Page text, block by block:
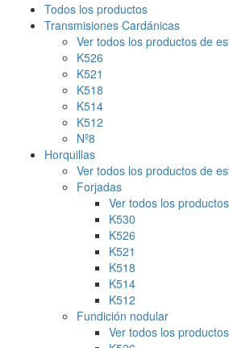
Todos los productos
Transmisiones Cardánicas
Ver todos los productos de
K526
K521
K518
K514
K512
Nº8
Horquillas
Ver todos los productos de
Forjadas
Ver todos los
K530
K526
K521
K518
K514
K512
Fundición nodular
Ver todos los